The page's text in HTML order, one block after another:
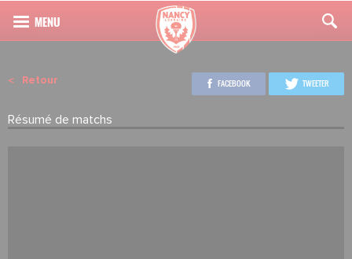
Retour
Résumé de matchs
FACEBOOK TWEETER